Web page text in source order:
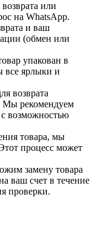
или
на WhatsApp.
и ваш
(обмен или
упакован в
все ярлыки и
возврата
Мы рекомендуем
с возможностью
товара, мы
процесс может
замену товара
ваш счет в течение
проверки.